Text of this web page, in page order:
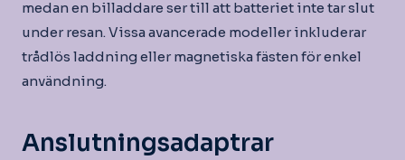
medan en billaddare ser till att batteriet inte tar slut
under resan. Vissa avancerade modeller inkluderar
trådlös laddning eller magnetiska fästen för enkel
användning.
Anslutningsadaptrar